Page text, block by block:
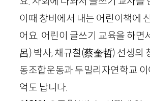
이때 창비에서 내는 어린이책에
어요. 어린이 글쓰기 교육을 하면
呂) 박사, 채규철(蔡奎哲) 선생의
동조합운동과 두밀리자연학교
억도 납니다.